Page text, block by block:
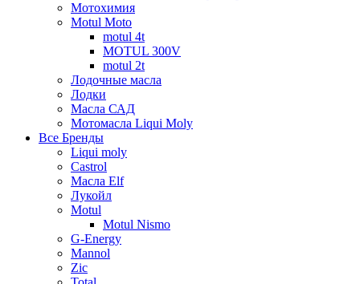
Мотохимия
Motul Moto
motul 4t
MOTUL 300V
motul 2t
Лодочные масла
Лодки
Масла САД
Мотомасла Liqui Moly
Все Бренды
Liqui moly
Castrol
Масла Elf
Лукойл
Motul
Motul Nismo
G-Energy
Mannol
Zic